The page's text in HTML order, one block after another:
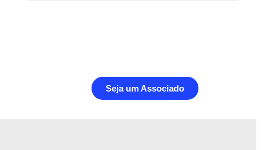
Seja um Associado